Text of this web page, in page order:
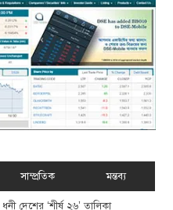
সাম্প্রতিক মন্তব্য
ধনী দেশের ‘শীর্ষ ২৬’ তালিকা